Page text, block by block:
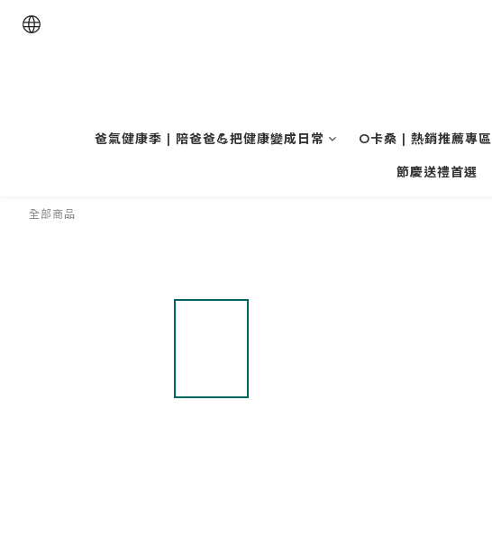
爸氣健康季 | 陪爸爸💪把健康變成日常 O卡桑 | 熱銷推薦專區
節慶送禮首選
全部商品